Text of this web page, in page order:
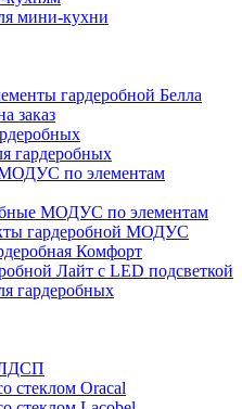
мини-кухни
гардеробной Белла
заказ
гардеробных
по элементам
МОДУС по элементам
гардеробной МОДУС
Комфорт
Лайт с LED подсветкой
гардеробных
стеклом Oracal